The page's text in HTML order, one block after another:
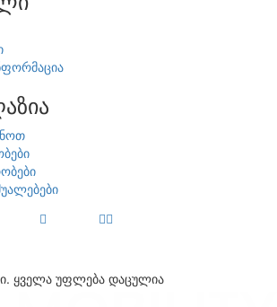
ყველა უფლება დაცულია